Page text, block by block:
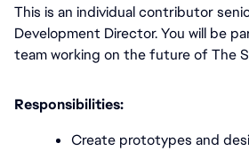
This is an individual contributor
Development Director. You will be
team working on the future of The
Responsibilities:
Create prototypes and